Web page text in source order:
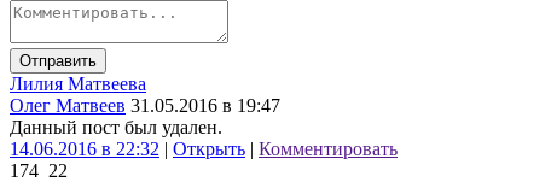
Отправить
Лилия Матвеева
Олег Матвеев 31.05.2016 в 19:47
Данный пост был удален.
14.06.2016 в 22:32 | Открыть | Комментировать
174 22